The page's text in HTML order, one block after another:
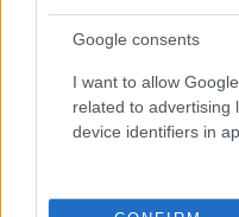
Google consents
I want to allow
related to advertising
device identifiers in
Σύμφωνα με τους